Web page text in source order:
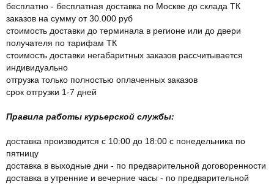
бесплатно - бесплатная доставка по Москве до склада ТК
заказов на сумму от 30.000 руб
стоимость доставки до терминала в регионе или до двери
получателя по тарифам ТК
стоимость доставки негабаритных заказов рассчитывается
индивидуально
отгрузка только полностью оплаченных заказов
срок отгрузки 1-7 дней
Правила работы курьерской службы:
доставка производится с 10:00 до 18:00 с понедельника по
пятницу
доставка в выходные дни - по предварительной договоренности
доставка в утренние и вечерние часы - по предварительной